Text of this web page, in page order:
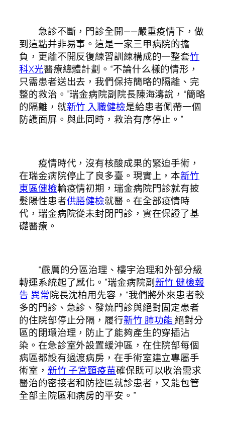
急診不斷，門診全開——嚴重疫情下，做
到這點并非易事。這是一家三甲病院的擔
負，更離不開反復練習訓練構成的一整套竹
科X光醫療總體計劃。“不論什么樣的情形，
只需患者送出去，我們保持簡略的隔離、完
整的救治。”瑞金病院副院長陳海濤說，“簡略
的隔離，就新竹 入職健檢是給患者佩帶一個
防護面屏。與此同時，救治有序停止。”
疫情時代，沒有核酸成果的緊迫手術，
在瑞金病院停止了良多臺。現實上，本新竹
東區健檢輪疫情初期，瑞金病院門診就有披
髮陽性患者供膳健檢就醫。在全部疫情時
代，瑞金病院從未封閉門診，實在保證了基
礎醫療。
“嚴厲的分區治理、樓宇治理和外部分級
轉運系統起了感化。”瑞金病院副新竹 健檢報
告 異常院長沈柏用先容，“我們將外來患者較
多的門診、急診、發燒門診與絕對固定患者
的住院部停止分隔，履行新竹 肺功能絕對分
區的閉環治理，防止了能夠產生的穿插沾
染。在急診室外設置緩沖區，在住院部每個
病區都設有過渡病房，在手術室建立專屬手
術室， 新竹 子宮頸疫苗確保既可以收治需求
醫治的密接者和防控區就診患者，又能包管
全部主院區和病房的平安。”